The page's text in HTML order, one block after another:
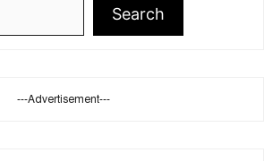
Search
---Advertisement---